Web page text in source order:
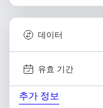
데이터
유효 기간
추가 정보